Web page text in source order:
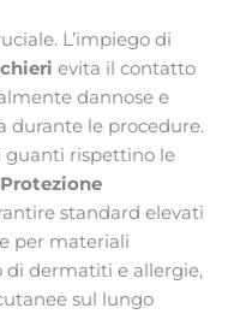
L’impiego di
evita il contatto
dannose e
durante le procedure.
guanti rispettino le
standard elevati
per materiali
di dermatiti e allergie,
sul lungo